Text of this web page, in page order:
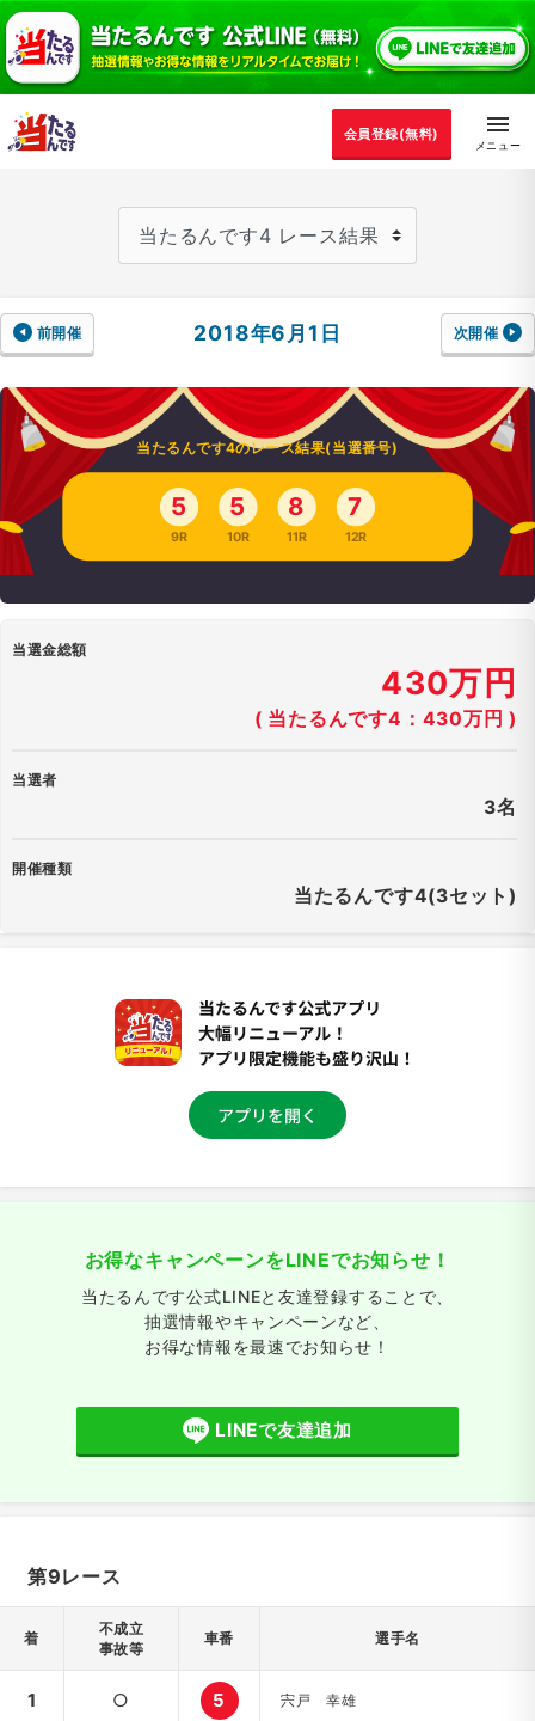
会員登録(無料)
前開催 2018年6月1日 次開催
当たるんです4のレース結果(当選番号)
5
9R
5
10R
8
11R
7
12R
当選金総額
430万円
( 当たるんです4：430万円 )
当選者
3名
開催種類
当たるんです4(3セット)
お得なキャンペーンをLINEでお知らせ！
当たるんです公式LINEと友達登録することで、
抽選情報やキャンペーンなど、
お得な情報を最速でお知らせ！
LINEで友達追加
第9レース
着
不成立
事故等
車番 選手名
1 ○ 5 宍戸 幸雄